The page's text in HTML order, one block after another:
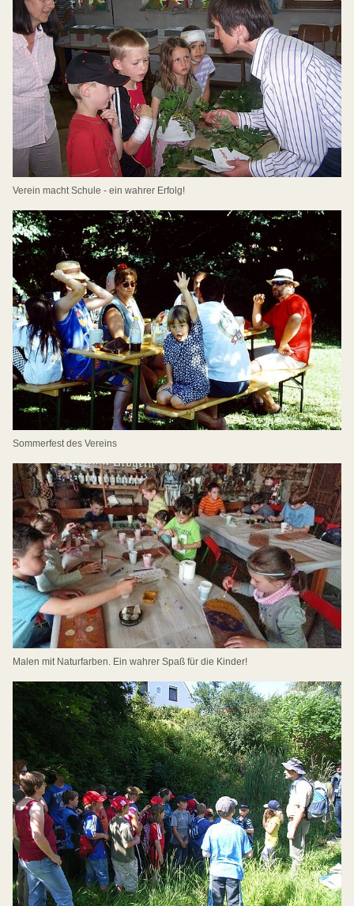
Verein macht Schule - ein wahrer Erfolg!
Sommerfest des Vereins
Malen mit Naturfarben. Ein wahrer Spaß für die Kinder!